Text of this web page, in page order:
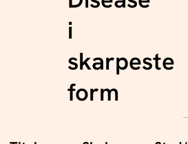
i
skarpeste
form